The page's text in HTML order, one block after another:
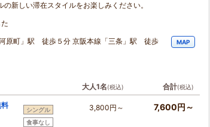
新しい滞在スタイルをお楽しみください。
原町」駅 徒歩５分 京阪本線「三条」駅 徒歩
MAP
大人1名(税込) 合計(税込)
シングル
食事なし
3,800円～ 7,600円～